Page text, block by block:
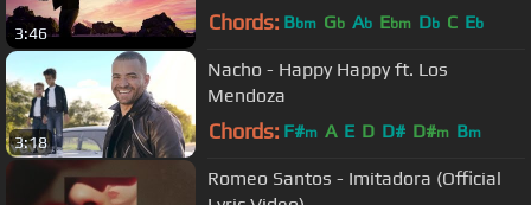
3:46 Chords: Bbm Gb Ab Ebm Db C Eb
3:18
Nacho - Happy Happy ft. Los
Mendoza
Chords: F#m A E D D# D#m Bm
Romeo Santos - Imitadora (Official